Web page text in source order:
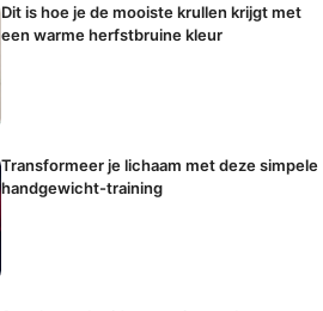
Dit is hoe je de mooiste krullen krijgt met
een warme herfstbruine kleur
Transformeer je lichaam met deze simpele
handgewicht-training